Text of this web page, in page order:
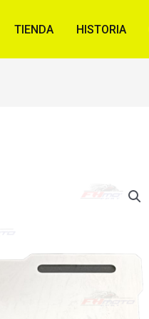
TIENDA HISTORIA